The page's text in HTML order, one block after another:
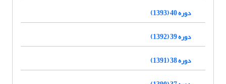
دوره 40 (1393)
دوره 39 (1392)
دوره 38 (1391)